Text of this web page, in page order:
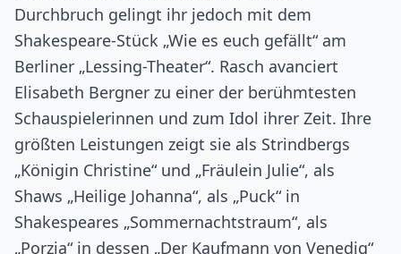
Durchbruch gelingt ihr jedoch mit dem
Shakespeare-Stück „Wie es euch gefällt“ am
Berliner „Lessing-Theater“. Rasch avanciert
Elisabeth Bergner zu einer der berühmtesten
Schauspielerinnen und zum Idol ihrer Zeit. Ihre
größten Leistungen zeigt sie als Strindbergs
„Königin Christine“ und „Fräulein Julie“, als
Shaws „Heilige Johanna“, als „Puck“ in
Shakespeares „Sommernachtstraum“, als
„Porzia“ in dessen „Der Kaufmann von Venedig“